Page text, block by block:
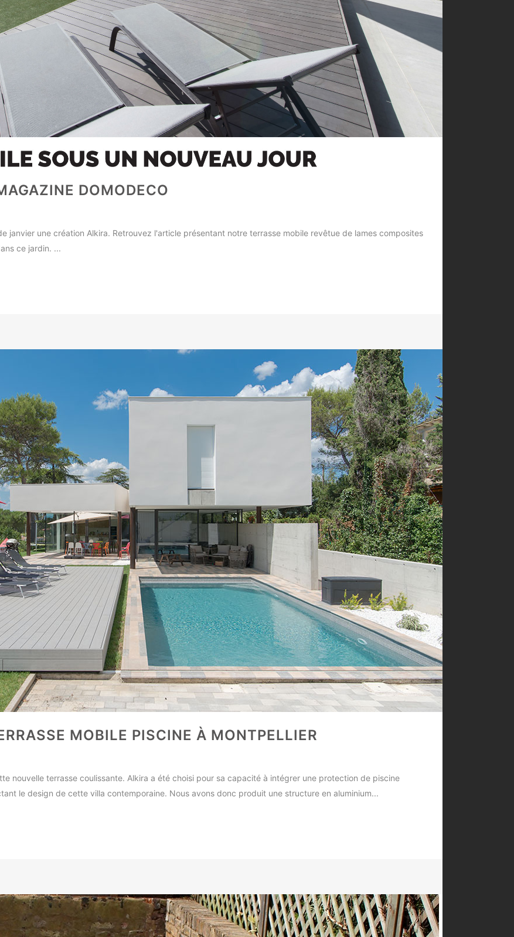
DOMODECO
janvier une création Alkira. Retrouvez l'article présentant notre terrasse mobile revêtue de lames composites
ce jardin. ...
MOBILE PISCINE À MONTPELLIER
nouvelle terrasse coulissante. Alkira a été choisi pour sa capacité à intégrer une protection de piscine
le design de cette villa contemporaine. Nous avons donc produit une structure en aluminium...